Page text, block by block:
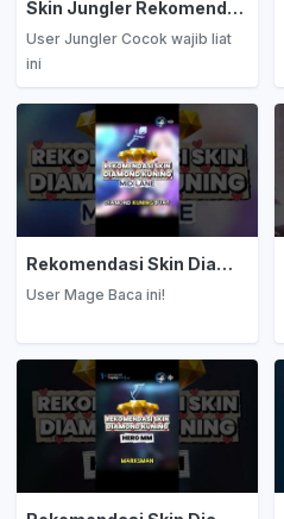
Skin Jungler Rekomendasi Diamond Kuning
User Jungler Cocok wajib liat
ini
Rekomendasi Skin Diamond Kuning: Mage
User Mage Baca ini!